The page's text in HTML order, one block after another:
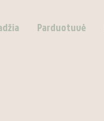
Parduotuvė